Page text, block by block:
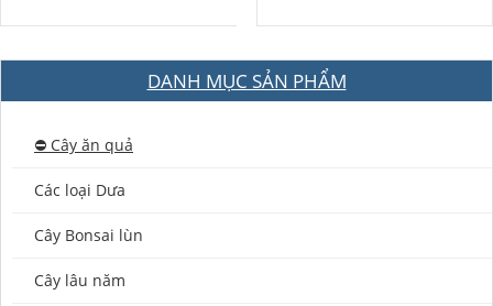
DANH MỤC SẢN PHẨM
⛔️ Cây ăn quả
Các loại Dưa
Cây Bonsai lùn
Cây lâu năm